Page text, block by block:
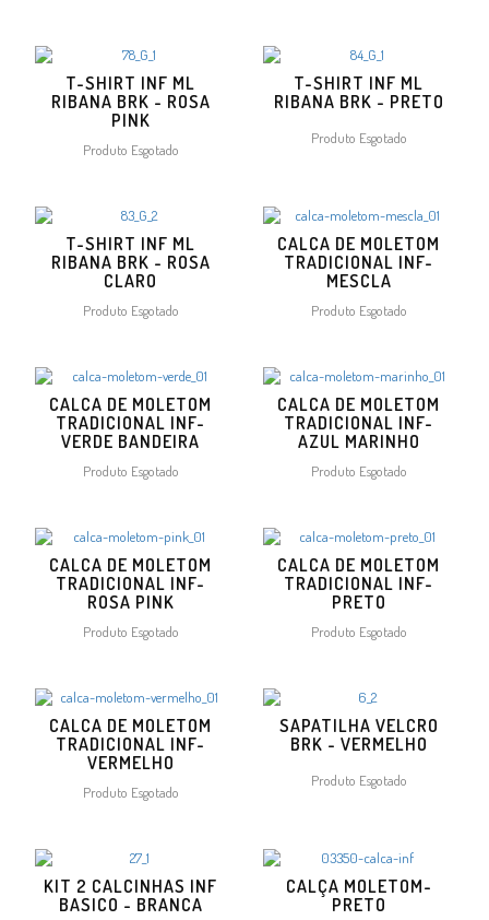
T-SHIRT INF ML
RIBANA BRK - ROSA
PINK
Produto Esgotado
T-SHIRT INF ML
RIBANA BRK - PRETO
Produto Esgotado
T-SHIRT INF ML
RIBANA BRK - ROSA
CLARO
Produto Esgotado
CALCA DE MOLETOM
TRADICIONAL INF-
MESCLA
Produto Esgotado
CALCA DE MOLETOM
TRADICIONAL INF-
VERDE BANDEIRA
Produto Esgotado
CALCA DE MOLETOM
TRADICIONAL INF-
AZUL MARINHO
Produto Esgotado
CALCA DE MOLETOM
TRADICIONAL INF-
ROSA PINK
Produto Esgotado
CALCA DE MOLETOM
TRADICIONAL INF-
PRETO
Produto Esgotado
CALCA DE MOLETOM
TRADICIONAL INF-
VERMELHO
Produto Esgotado
SAPATILHA VELCRO
BRK - VERMELHO
Produto Esgotado
KIT 2 CALCINHAS INF
BASICO - BRANCA
CALÇA MOLETOM-
PRETO